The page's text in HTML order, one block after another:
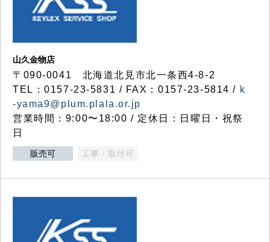
山久金物店
〒090-0041 北海道北見市北一条西4-8-2
TEL：0157-23-5831 / FAX：0157-23-5814 / k
-yama9@plum.plala.or.jp
営業時間：9:00〜18:00 / 定休日：日曜日・祝祭
日
販売可 工事・取付可